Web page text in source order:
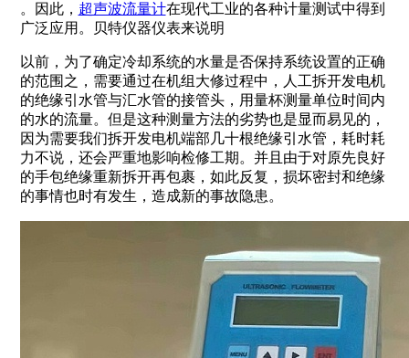
。因此， 超声波流量计在现代工业的各种计量测试中得到
广泛应用。贝特仪器仪表来说明
以前，为了确定冷却系统的水量是否保持系统设置的正确
的范围之，需要通过在机组大修过程中，人工拆开发电机
的绝缘引水管与汇水管的接管头，用量杯测量单位时间内
的水的流量。但是这种测量方法的劣势也是显而易见的，
因为需要我们拆开发电机端部几十根绝缘引水管，耗时耗
力不说，还会严重地影响检修工期。并且由于对原先良好
的手包绝缘重新拆开再包裹，如此反复，损坏密封和绝缘
的事情也时有发生，造成新的事故隐患。